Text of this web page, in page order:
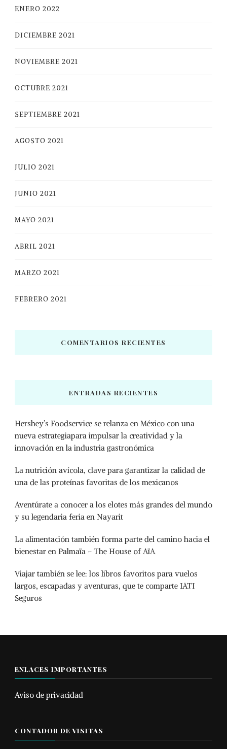
ENERO 2022
DICIEMBRE 2021
NOVIEMBRE 2021
OCTUBRE 2021
SEPTIEMBRE 2021
AGOSTO 2021
JULIO 2021
JUNIO 2021
MAYO 2021
ABRIL 2021
MARZO 2021
FEBRERO 2021
COMENTARIOS RECIENTES
ENTRADAS RECIENTES
Hershey’s Foodservice se relanza en México con una
nueva estrategiapara impulsar la creatividad y la
innovación en la industria gastronómica
La nutrición avícola, clave para garantizar la calidad de
una de las proteínas favoritas de los mexicanos
Aventúrate a conocer a los elotes más grandes del mundo
y su legendaria feria en Nayarit
La alimentación también forma parte del camino hacia el
bienestar en Palmaïa – The House of AïA
Viajar también se lee: los libros favoritos para vuelos
largos, escapadas y aventuras, que te comparte IATI
Seguros
ENLACES IMPORTANTES
Aviso de privacidad
CONTADOR DE VISITAS